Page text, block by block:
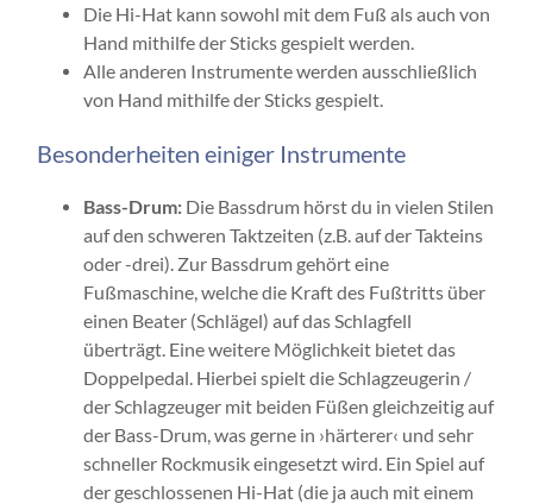
Die Hi-Hat kann sowohl mit dem Fuß als auch von
Hand mithilfe der Sticks gespielt werden.
Alle anderen Instrumente werden ausschließlich
von Hand mithilfe der Sticks gespielt.
Besonderheiten einiger Instrumente
Bass-Drum:Die Bassdrum hörst du in vielen Stilen
auf den schweren Taktzeiten (z.B. auf der Takteins
oder -drei). Zur Bassdrum gehört eine
Fußmaschine, welche die Kraft des Fußtritts über
einen Beater (Schlägel) auf das Schlagfell
überträgt. Eine weitere Möglichkeit bietet das
Doppelpedal. Hierbei spielt die Schlagzeugerin /
der Schlagzeuger mit beiden Füßen gleichzeitig auf
der Bass-Drum, was gerne in ›härterer‹ und sehr
schneller Rockmusik eingesetzt wird. Ein Spiel auf
der geschlossenen Hi-Hat (die ja auch mit einem